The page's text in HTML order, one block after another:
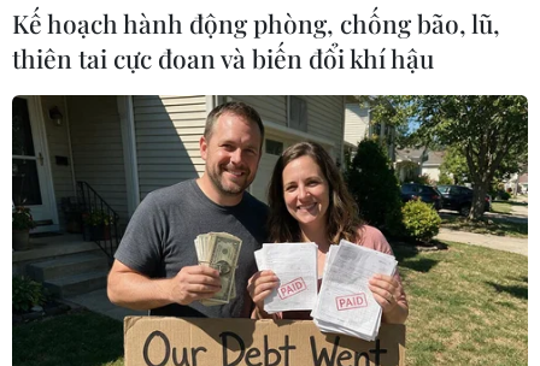
Theo dõi VietnamPlus
TIN LIÊN QUAN
Kế hoạch hành động phòng, chống bão, lũ,
thiên tai cực đoan và biến đổi khí hậu